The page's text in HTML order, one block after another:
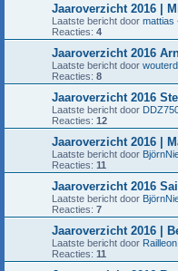
Jaaroverzicht 2016 |
Laatste bericht door mattias
Reacties: 4
Jaaroverzicht 2016
Laatste bericht door
Reacties: 8
Jaaroverzicht 2016
Laatste bericht door
Reacties: 12
Jaaroverzicht 2016 |
Laatste bericht door
Reacties: 11
Jaaroverzicht 2016
Laatste bericht door
Reacties: 7
Jaaroverzicht 2016 |
Laatste bericht door Railleon
Reacties: 11